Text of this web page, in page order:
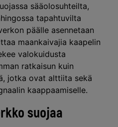
sääolosuhteilta,
tapahtuvilta
päälle asennetaan
maankaivajia kaapelin
valokuidusta
ratkaisun kuin
jotka ovat alttiita sekä
kaappaamiselle.
suojaa